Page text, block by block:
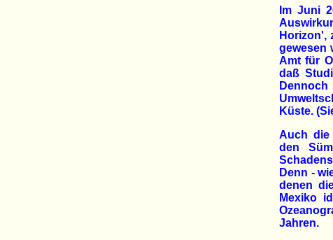
Im Juni
Horizon',
gewesen
Amt für
daß
Küste.
Auch die
den
Denn -
denen
Mexiko
Jahren.